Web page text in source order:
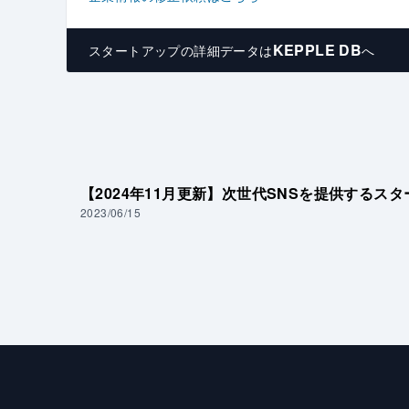
スタートアップの詳細データはKEPPLE DBへ
【2024年11月更新】次世代SNSを提供するス
2023/06/15